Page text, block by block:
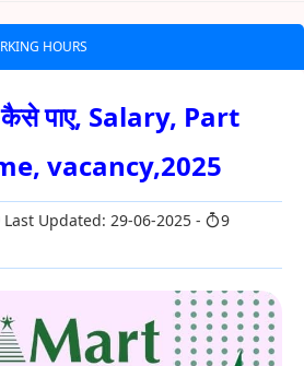
HOURS
पाए, Salary, Part
vacancy,2025
Last Updated: 29-06-2025
9